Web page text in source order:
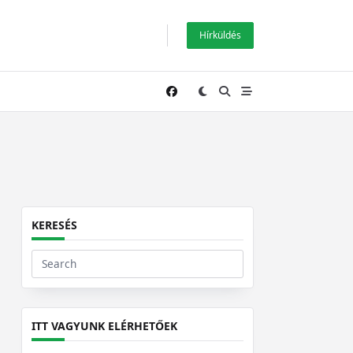
Hírküldés
KERESÉS
Search
for:
ITT VAGYUNK ELÉRHETŐEK